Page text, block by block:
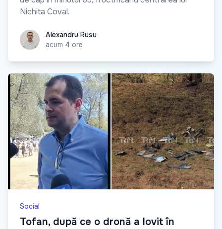
Nichita Coval.
Alexandru Rusu
Alexandru Rusu
acum 4 ore
Social
Tofan, după ce o dronă a lovit în